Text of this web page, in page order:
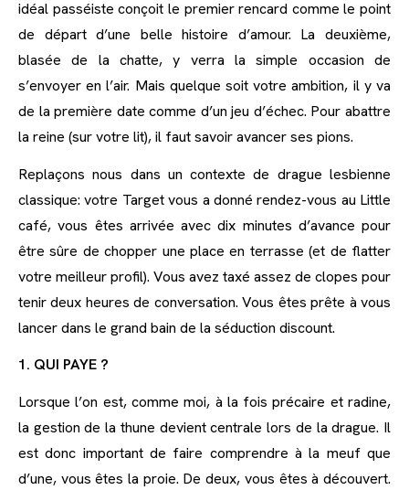
idéal passéiste conçoit le premier rencard comme le point
de départ d’une belle histoire d’amour. La deuxième,
blasée de la chatte, y verra la simple occasion de
s’envoyer en l’air. Mais quelque soit votre ambition, il y va
de la première date comme d’un jeu d’échec. Pour abattre
la reine (sur votre lit), il faut savoir avancer ses pions.
Replaçons nous dans un contexte de drague lesbienne
classique: votre Target vous a donné rendez-vous au Little
café, vous êtes arrivée avec dix minutes d’avance pour
être sûre de chopper une place en terrasse (et de flatter
votre meilleur profil). Vous avez taxé assez de clopes pour
tenir deux heures de conversation. Vous êtes prête à vous
lancer dans le grand bain de la séduction discount.
1. QUI PAYE ?
Lorsque l’on est, comme moi, à la fois précaire et radine,
la gestion de la thune devient centrale lors de la drague. Il
est donc important de faire comprendre à la meuf que
d’une, vous êtes la proie. De deux, vous êtes à découvert.